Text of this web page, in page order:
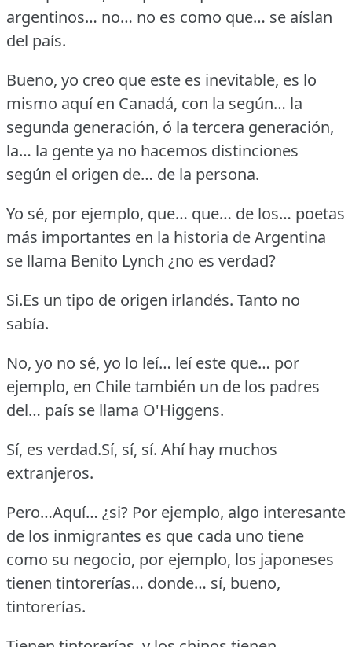
argentinos… no… no es como que… se aíslan
del país.
Bueno, yo creo que este es inevitable, es lo
mismo aquí en Canadá, con la según… la
segunda generación, ó la tercera generación,
la… la gente ya no hacemos distinciones
según el origen de… de la persona.
Yo sé, por ejemplo, que… que… de los… poetas
más importantes en la historia de Argentina
se llama Benito Lynch ¿no es verdad?
Si.Es un tipo de origen irlandés. Tanto no
sabía.
No, yo no sé, yo lo leí… leí este que… por
ejemplo, en Chile también un de los padres
del… país se llama O'Higgens.
Sí, es verdad.Sí, sí, sí. Ahí hay muchos
extranjeros.
Pero…Aquí… ¿si? Por ejemplo, algo interesante
de los inmigrantes es que cada uno tiene
como su negocio, por ejemplo, los japoneses
tienen tintorerías… donde… sí, bueno,
tintorerías.